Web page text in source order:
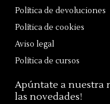
Política de devoluciones
Política de cookies
Aviso legal
Política de cursos
Apúntate a nuestra
las novedades!